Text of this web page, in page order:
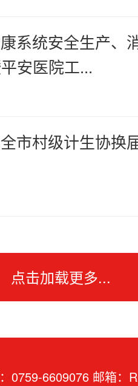
系统安全生产、
安医院工...
市村级计生协换
点击加载更多...
0759-6609076 邮箱：